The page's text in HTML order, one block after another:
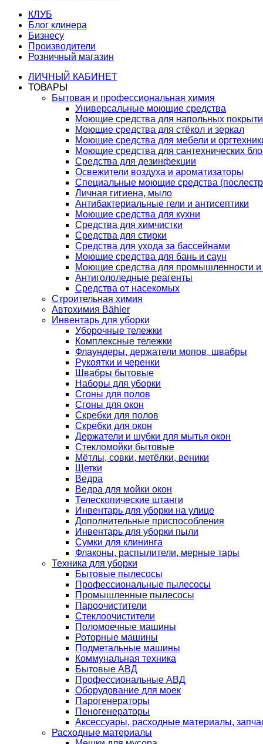
КЛУБ
Блог клинера
Бизнесу
Производители
Розничный магазин
ЛИЧНЫЙ КАБИНЕТ
ТОВАРЫ
Бытовая и профессиональная химия
Универсальные моющие средства
Моющие средства для напольных
Моющие средства для стёкол и зеркал
Моющие средства для мебели и
Моющие средства для сантехнических
Средства для дезинфекции
Освежители воздуха и ароматизаторы
Специальные моющие средства
Личная гигиена, мыло
Антибактериальные гели и антисептики
Моющие средства для кухни
Средства для химчистки
Средства для стирки
Средства для ухода за бассейнами
Моющие средства для бань и саун
Моющие средства для промышленности и
Антигололедные реагенты
Средства от насекомых
Строительная химия
Автохимия Bähler
Инвентарь для уборки
Уборочные тележки
Комплексные тележки
Флаундеры, держатели мопов, швабры
Рукоятки и черенки
Швабры бытовые
Наборы для уборки
Сгоны для полов
Сгоны для окон
Скребки для полов
Скребки для окон
Держатели и шубки для мытья окон
Стекломойки бытовые
Мётлы, совки, метёлки, веники
Щетки
Ведра
Ведра для мойки окон
Телескопические штанги
Инвентарь для уборки на улице
Дополнительные приспособления
Инвентарь для уборки пыли
Сумки для клининга
Флаконы, распылители, мерные тары
Техника для уборки
Бытовые пылесосы
Профессиональные пылесосы
Промышленные пылесосы
Пароочистители
Стеклоочистители
Поломоечные машины
Роторные машины
Подметальные машины
Коммунальная техника
Бытовые АВД
Профессиональные АВД
Оборудование для моек
Парогенераторы
Пеногенераторы
Аксессуары, расходные материалы,
Расходные материалы